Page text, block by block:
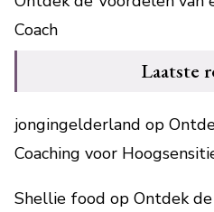
Coach
Laatste
jongingelderland op
Coaching voor
Shellie food op Ontdek de